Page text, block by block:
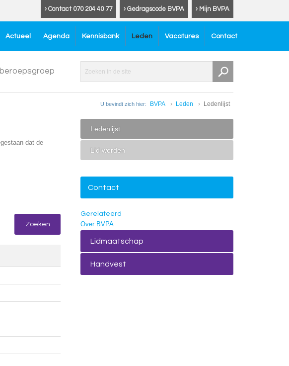
› Mijn BVPA
› Gedragscode BVPA
› Contact 070 204 40 77
Actueel Agenda Kennisbank Leden Vacatures Contact
U bevindt zich hier: BVPA Leden Ledenlijst
dat de
Ledenlijst
Lid worden
Contact
Gerelateerd
Over BVPA
Lidmaatschap
Handvest